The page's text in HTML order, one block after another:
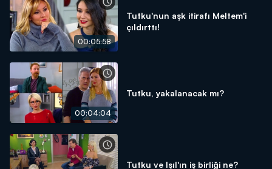
00:05:58
Tutku'nun aşk itirafı Meltem'i
çıldırttı!
00:04:04
Tutku, yakalanacak mı?
Tutku ve Işıl'ın iş birliği ne?